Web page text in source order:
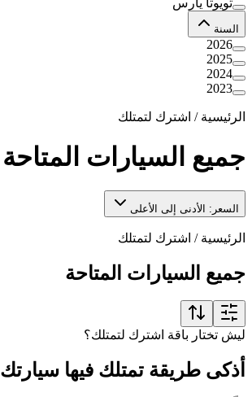
السنة
2026
2025
2024
2023
الرئيسية / اشترك لتمتلك
جميع السيارات المتاحة
السعر: الأدنى إلى الأعلى
الرئيسية / اشترك لتمتلك
جميع السيارات المتاحة
ليش تختار باقة اشترك لتمتلك؟
أذكى طريقة تمتلك فيها سيارتك